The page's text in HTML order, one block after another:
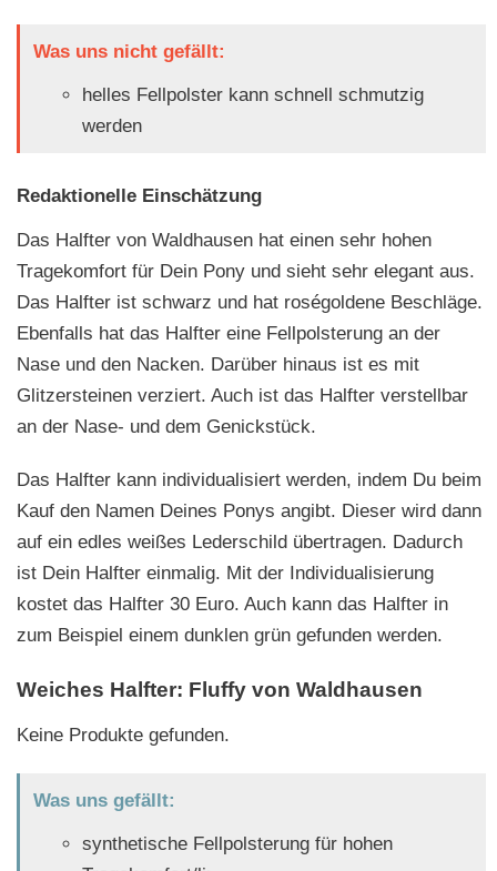
Was uns nicht gefällt:
helles Fellpolster kann schnell schmutzig
werden
Redaktionelle Einschätzung
Das Halfter von Waldhausen hat einen sehr hohen
Tragekomfort für Dein Pony und sieht sehr elegant aus.
Das Halfter ist schwarz und hat roségoldene Beschläge.
Ebenfalls hat das Halfter eine Fellpolsterung an der
Nase und den Nacken. Darüber hinaus ist es mit
Glitzersteinen verziert. Auch ist das Halfter verstellbar
an der Nase- und dem Genickstück.
Das Halfter kann individualisiert werden, indem Du beim
Kauf den Namen Deines Ponys angibt. Dieser wird dann
auf ein edles weißes Lederschild übertragen. Dadurch
ist Dein Halfter einmalig. Mit der Individualisierung
kostet das Halfter 30 Euro. Auch kann das Halfter in
zum Beispiel einem dunklen grün gefunden werden.
Weiches Halfter: Fluffy von Waldhausen
Keine Produkte gefunden.
Was uns gefällt:
synthetische Fellpolsterung für hohen